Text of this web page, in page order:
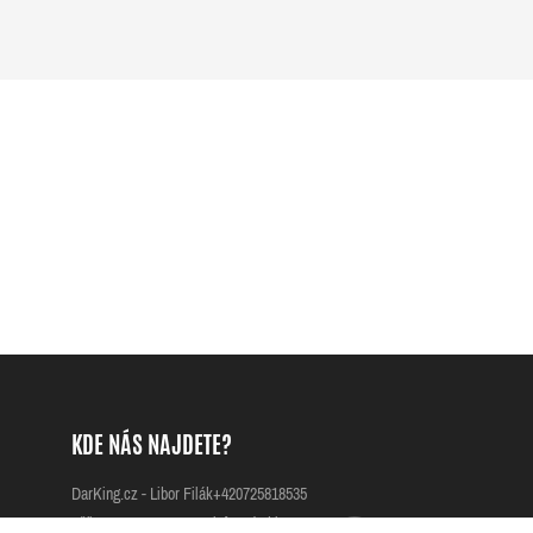
KDE NÁS NAJDETE?
DarKing.cz - Libor Filák
Přílepy 42
+420725818535
info@darking.cz